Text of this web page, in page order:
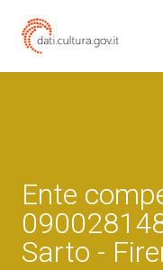
Ente
Sarto -